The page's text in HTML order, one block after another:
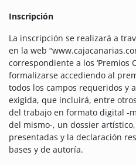
Inscripción
La inscripción se realizará a
en la web
correspondiente a los ‘Premios
formalizarse accediendo al
todos los campos requeridos y
exigida, que incluirá, entre
del trabajo en formato digital -
del mismo-, un dossier
presentadas y la declaración
bases y de autoría.